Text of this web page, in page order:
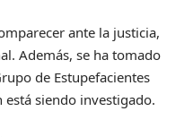
ante la justicia,
Además, se ha tomado
de Estupefacientes
siendo investigado.